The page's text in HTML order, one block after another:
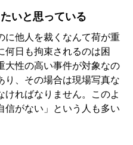
いと思っている
他人を裁くなんて荷が重
何日も拘束されるのは困
大性の高い事件が対象なの
り、その場合は現場写真な
ければなりません。このよ
信がない」という人も多い